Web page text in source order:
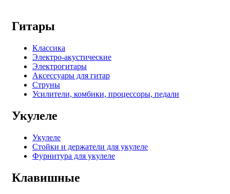
Гитары
Классика
Электро-акустические
Электрогитары
Аксессуары для гитар
Струны
Усилители, комбики, процессоры, педали
Укулеле
Укулеле
Стойки и держатели для укулеле
Фурнитура для укулеле
Клавишные